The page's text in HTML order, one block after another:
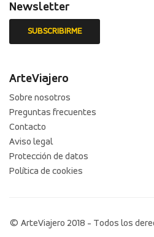
Newsletter
ArteViajero
Sobre nosotros
Preguntas frecuentes
Contacto
Aviso legal
Protección de datos
Política de cookies
© ArteViajero 2018 - Todos los